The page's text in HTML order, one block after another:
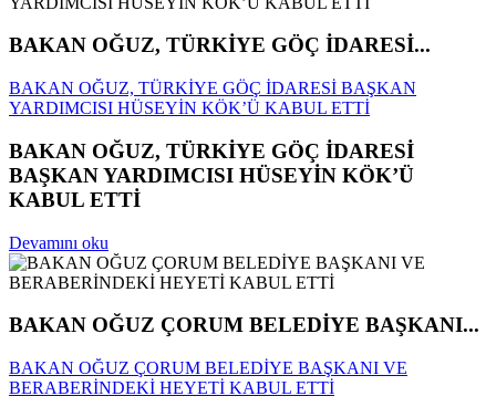
BAKAN OĞUZ, TÜRKİYE GÖÇ İDARESİ...
BAKAN OĞUZ, TÜRKİYE GÖÇ İDARESİ BAŞKAN
YARDIMCISI HÜSEYİN KÖK’Ü KABUL ETTİ
BAKAN OĞUZ, TÜRKİYE GÖÇ İDARESİ
BAŞKAN YARDIMCISI HÜSEYİN KÖK’Ü
KABUL ETTİ
Devamını oku
BAKAN OĞUZ ÇORUM BELEDİYE BAŞKANI...
BAKAN OĞUZ ÇORUM BELEDİYE BAŞKANI VE
BERABERİNDEKİ HEYETİ KABUL ETTİ